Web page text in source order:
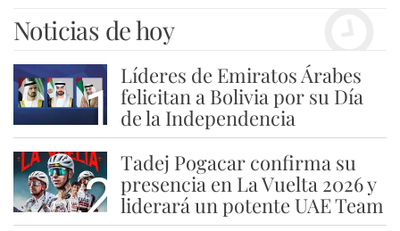
Noticias de hoy
1
Líderes de Emiratos Árabes
felicitan a Bolivia por su Día
de la Independencia
2
Tadej Pogacar confirma su
presencia en La Vuelta 2026 y
liderará un potente UAE Team